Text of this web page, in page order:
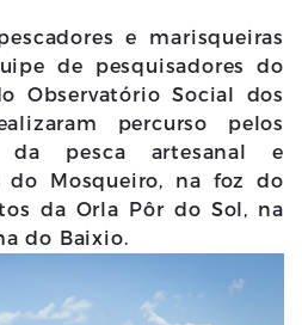
e marisqueiras
de pesquisadores do
Observatório Social dos
percurso pelos
da pesca artesanal e
do Mosqueiro, na foz do
da Orla Pôr do Sol, na
do Baixio.